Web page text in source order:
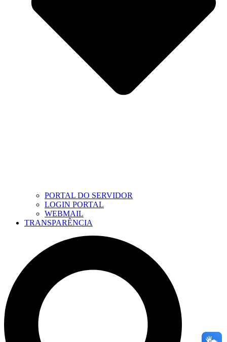
PORTAL DO SERVIDOR
LOGIN PORTAL
WEBMAIL
TRANSPARÊNCIA